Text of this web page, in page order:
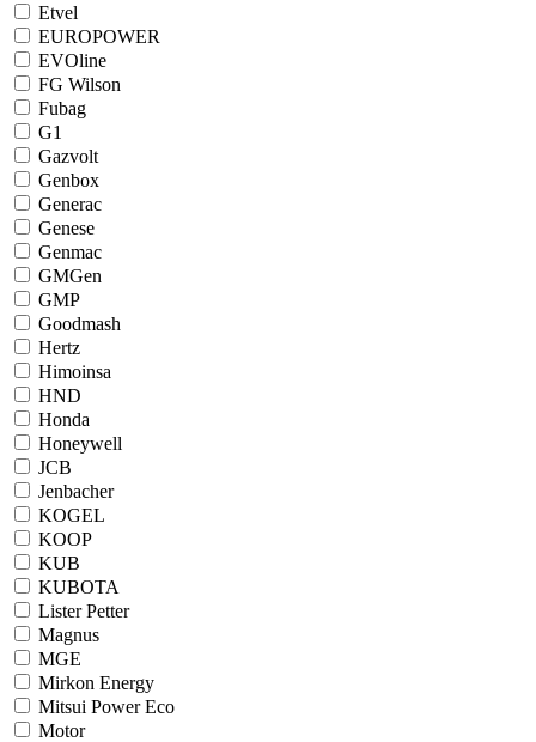
Etvel
EUROPOWER
EVOline
FG Wilson
Fubag
G1
Gazvolt
Genbox
Generac
Genese
Genmac
GMGen
GMP
Goodmash
Hertz
Himoinsa
HND
Honda
Honeywell
JCB
Jenbacher
KOGEL
KOOP
KUB
KUBOTA
Lister Petter
Magnus
MGE
Mirkon Energy
Mitsui Power Eco
Motor